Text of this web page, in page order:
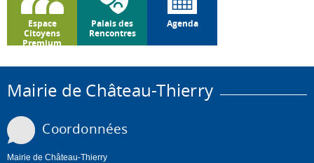
Espace
Citoyens
Premium
Palais des
Rencontres
Agenda
Mairie de Château-Thierry
Coordonnées
Mairie de Château-Thierry